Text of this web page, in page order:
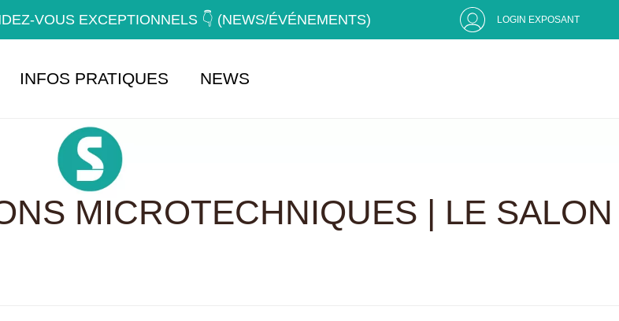
VOUS EXCEPTIONNELS 👇 (NEWS/ÉVÉNEMENTS) LOGIN EXPOSANT
INFOS PRATIQUES NEWS
MICROTECHNIQUES | LE SALON